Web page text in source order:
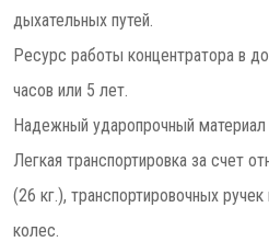
дыхательных путей.
Ресурс работы концентратора в
часов или 5 лет.
Надежный ударопрочный материал
Легкая транспортировка за счет
(26 кг.), транспортировочных
колес.